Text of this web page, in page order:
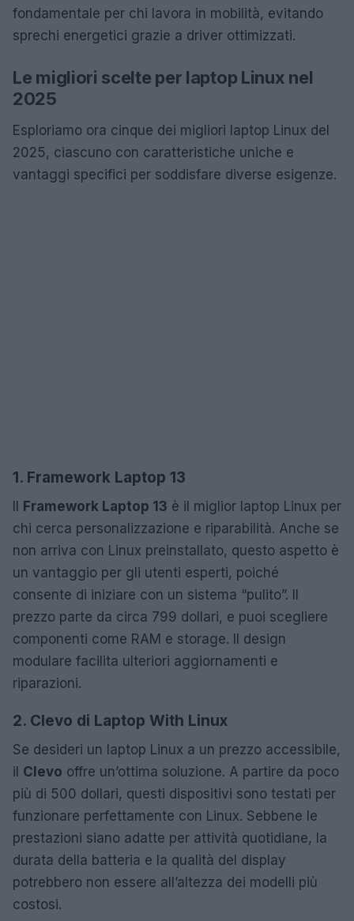
fondamentale per chi lavora in mobilità, evitando
sprechi energetici grazie a driver ottimizzati.
Le migliori scelte per laptop Linux nel
2025
Esploriamo ora cinque dei migliori laptop Linux del
2025, ciascuno con caratteristiche uniche e
vantaggi specifici per soddisfare diverse esigenze.
1. Framework Laptop 13
Il Framework Laptop 13 è il miglior laptop Linux per
chi cerca personalizzazione e riparabilità. Anche se
non arriva con Linux preinstallato, questo aspetto è
un vantaggio per gli utenti esperti, poiché
consente di iniziare con un sistema “pulito”. Il
prezzo parte da circa 799 dollari, e puoi scegliere
componenti come RAM e storage. Il design
modulare facilita ulteriori aggiornamenti e
riparazioni.
2. Clevo di Laptop With Linux
Se desideri un laptop Linux a un prezzo accessibile,
il Clevo offre un’ottima soluzione. A partire da poco
più di 500 dollari, questi dispositivi sono testati per
funzionare perfettamente con Linux. Sebbene le
prestazioni siano adatte per attività quotidiane, la
durata della batteria e la qualità del display
potrebbero non essere all’altezza dei modelli più
costosi.